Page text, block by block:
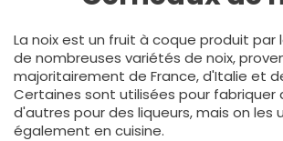
La noix est un fruit à coque produit par
de nombreuses variétés de noix,
majoritairement de France, d'Italie et
Certaines sont utilisées pour fabriquer
d'autres pour des liqueurs, mais on les
également en cuisine.